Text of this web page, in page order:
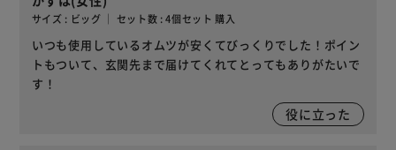
サイズ : ビッグ ｜ セット数 : 4個セット 購入
いつも使用しているオムツが安くてびっくりでした！ポイン
トもついて、玄関先まで届けてくれてとってもありがたいで
す！
役に立った